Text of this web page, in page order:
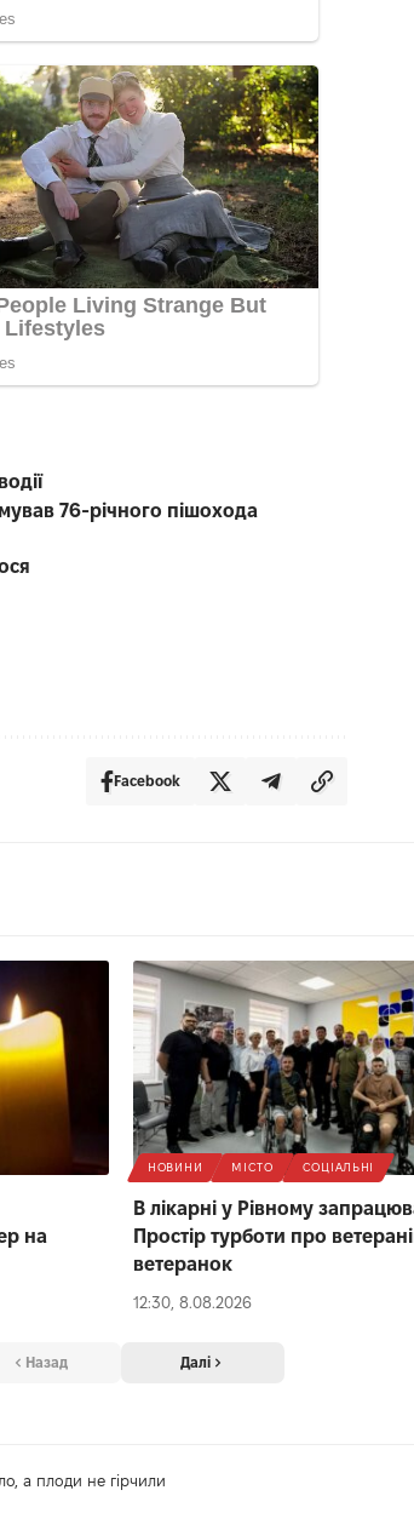
76-річного пішохода
Facebook
на
НОВИНИ МІСТО СОЦІАЛЬНІ
В лікарні у Рівному
Простір турботи про
ветеранок
12:30, 8.08.2026
Назад Далі
а плоди не гірчили